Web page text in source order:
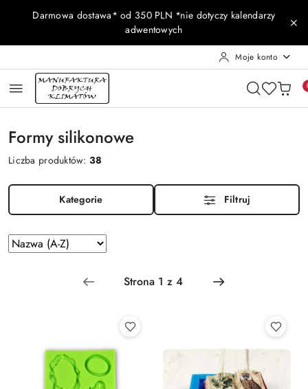
Przejdź do treści głównej
Przejdź do wyszukiwarki
Przejdź do moje konto
Przejdź do menu głównego
Przejdź do stopki
Darmowa dostawa* od 350 PLN *nie dotyczy kalendarzy
adwentowych
Moje konto
Formy silikonowe
Liczba produktów:38
Kategorie Filtruj
Zastosowano
sortowanie:
Sortuj
według